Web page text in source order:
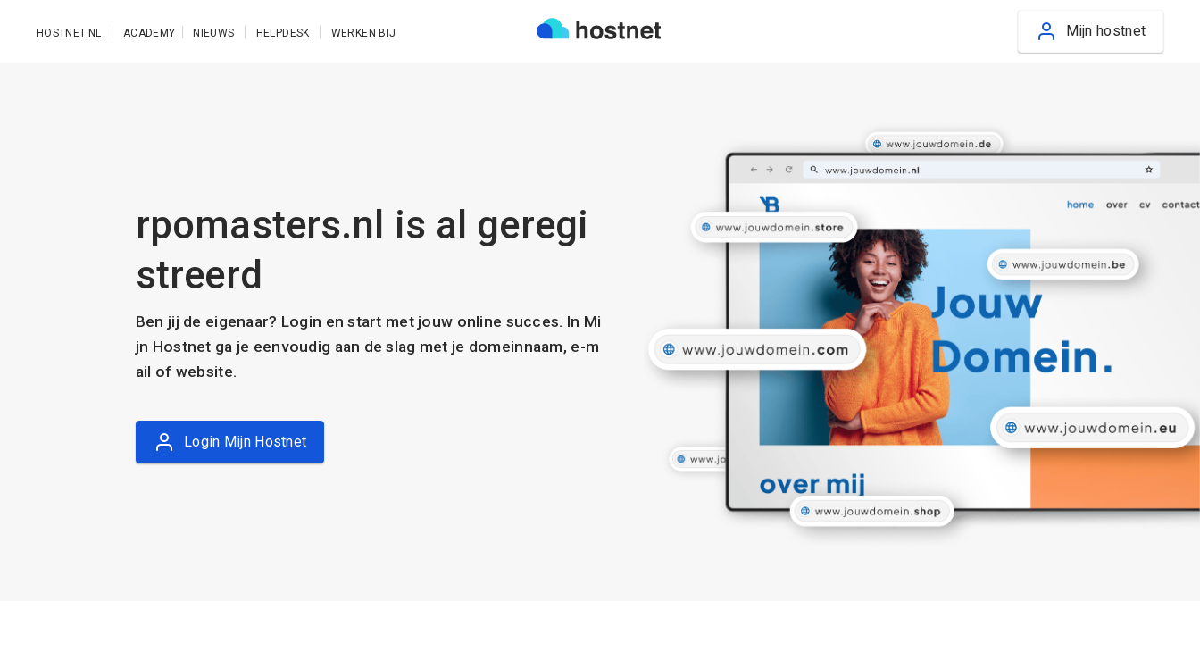
HOSTNET.NL ACADEMY NIEUWS HELPDESK WERKEN BIJ Mijn hostnet
rpomasters.nl is al geregi
streerd
Ben jij de eigenaar? Login en start met jouw online succes. In Mi
jn Hostnet ga je eenvoudig aan de slag met je domeinnaam, e-m
ail of website.
Login Mijn Hostnet